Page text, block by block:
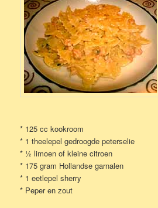
* 125 cc kookroom
* 1 theelepel gedroogde peterselie
* ½ limoen of kleine citroen
* 175 gram Hollandse garnalen
* 1 eetlepel sherry
* Peper en zout